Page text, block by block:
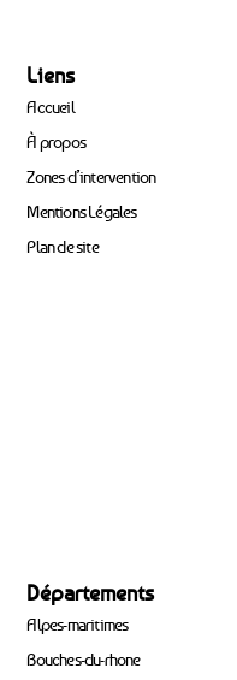
Liens
Accueil
À propos
Zones d’intervention
Mentions Légales
Plan de site
Départements
Alpes-maritimes
Bouches-du-rhone